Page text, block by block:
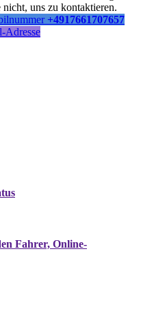
uns zu kontaktieren.
+4917661707657
Adresse
Fahrer, Online-